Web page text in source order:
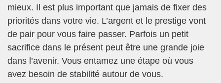
mieux. Il est plus important que jamais de fixer des
priorités dans votre vie. L’argent et le prestige vont
de pair pour vous faire passer. Parfois un petit
sacrifice dans le présent peut être une grande joie
dans l’avenir. Vous entamez une étape où vous
avez besoin de stabilité autour de vous.